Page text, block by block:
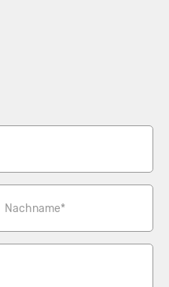
Nachname*